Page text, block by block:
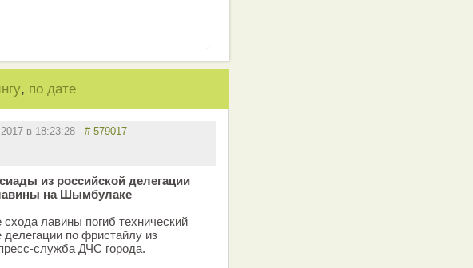
, по дате
в 18:23:28 # 579017
из российской делегации
на Шымбулаке
лавины погиб технический
по фристайлу из
служба ДЧС города.